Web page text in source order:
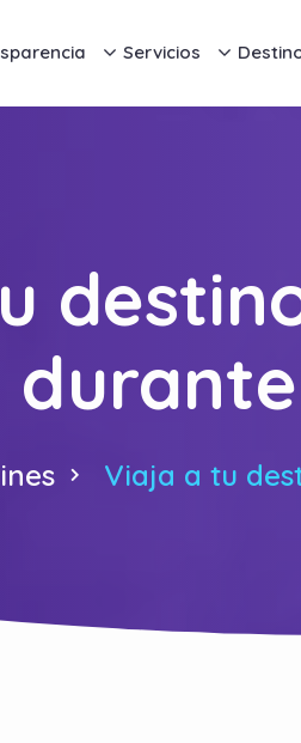
Servicios
Viaja a tu